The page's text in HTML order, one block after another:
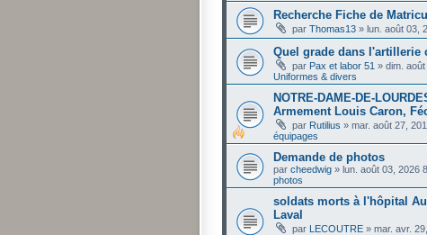
Recherche Fiche de
par Thomas13 » lun. août 03,
Quel grade dans l'artillerie
par Pax et labor 51 » dim.
Uniformes & divers
NOTRE-DAME-DE-
Armement Louis Caron,
par Rutilius » mar. août 27,
équipages
Demande de photos
par cheedwig » lun. août 03, 2026
photos
soldats morts à l'hôpital
Laval
par LECOUTRE » mar. avr.